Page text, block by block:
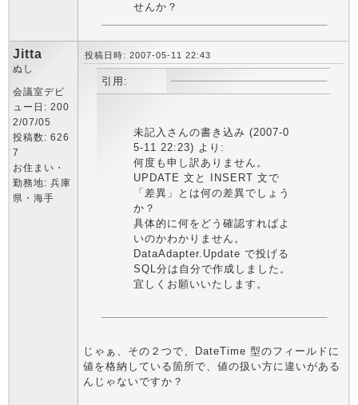
せんか？
Jitta
ぬし
会議室デビ
ュー日: 200
2/07/05
投稿数: 626
7
お住まい・
勤務地: 兵庫
県・海手
投稿日時: 2007-05-11 22:43
引用:
未記入さんの書き込み (2007-0
5-11 22:23) より:
何度も申し訳ありません。
UPDATE 文と INSERT 文で
「差異」とは何の差異でしょう
か？
具体的に何をどう確認すればよ
いのかわかりません。
DataAdapter.Update で投げる
SQL分は自分で作成しました。
宜しくお願いいたします。
じゃぁ、その２つで、DateTime 型のフィールドに
値を格納している箇所で、値の扱い方に違いがある
んじゃないですか？